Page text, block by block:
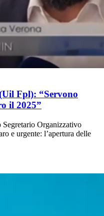
Fpl): “Servono
il 2025”
Organizzativo
e urgente: l’apertura delle